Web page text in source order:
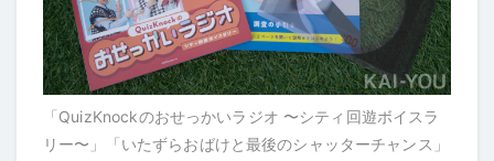
「QuizKnockのおせっかいラジオ 〜シティ回遊ボイスラ
リー〜」「いたずらおばけと最後のシャッターチャンス」